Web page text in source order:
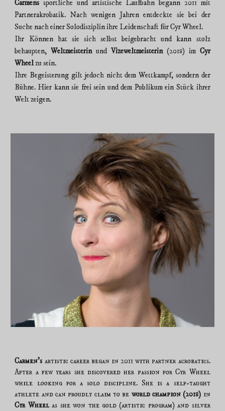
Carmens sportliche und artistische Laufbahn begann 2011 mit
Partnerakrobatik. Nach wenigen Jahren entdeckte sie bei der
Suche nach einer Solodisziplin ihre Leidenschaft für Cyr Wheel.
Ihr Können hat sie sich selbst beigebracht und kann stolz
behaupten,Weltmeisterinund Vizeweltmeisterin(2018) im Cyr
Wheelzu sein.
Ihre Begeisterung gilt jedoch nicht dem Wettkampf, sondern der
Bühne. Hier kann sie frei sein und dem Publikum ein Stück ihrer
Welt zeigen.
Carmen's artistic career began in 2011 with partner acrobatics.
After a few years she discovered her passion for Cyr Wheel
while looking for a solo discipline. She is a self-taught
athlete and can proudly claim to be world champion (2018) in
Cyr Wheelas she won the gold (artistic program) and silver